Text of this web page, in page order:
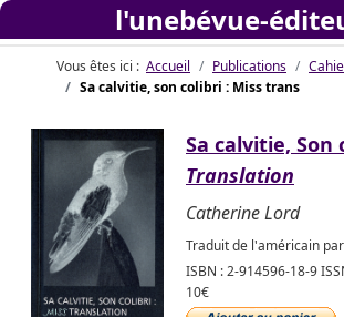
Vous êtes ici : Accueil Publications
Sa calvitie, son colibri : Miss trans
Sa calvitie, Son
Translation
Catherine Lord
Traduit de l'américain
ISBN : 2-914596-18-9
10€
l'unebévue-